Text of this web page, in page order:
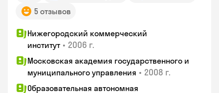
5 отзывов
Нижегородский коммерческий
институт • 2006 г.
Московская академия государственного и
муниципального управления • 2008 г.
Образовательная автономная